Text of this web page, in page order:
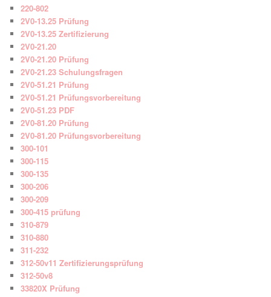
220-802
2V0-13.25 Prüfung
2V0-13.25 Zertifizierung
2V0-21.20
2V0-21.20 Prüfung
2V0-21.23 Schulungsfragen
2V0-51.21 Prüfung
2V0-51.21 Prüfungsvorbereitung
2V0-51.23 PDF
2V0-81.20 Prüfung
2V0-81.20 Prüfungsvorbereitung
300-101
300-115
300-135
300-206
300-209
300-415 prüfung
310-879
310-880
311-232
312-50v11 Zertifizierungsprüfung
312-50v8
33820X Prüfung